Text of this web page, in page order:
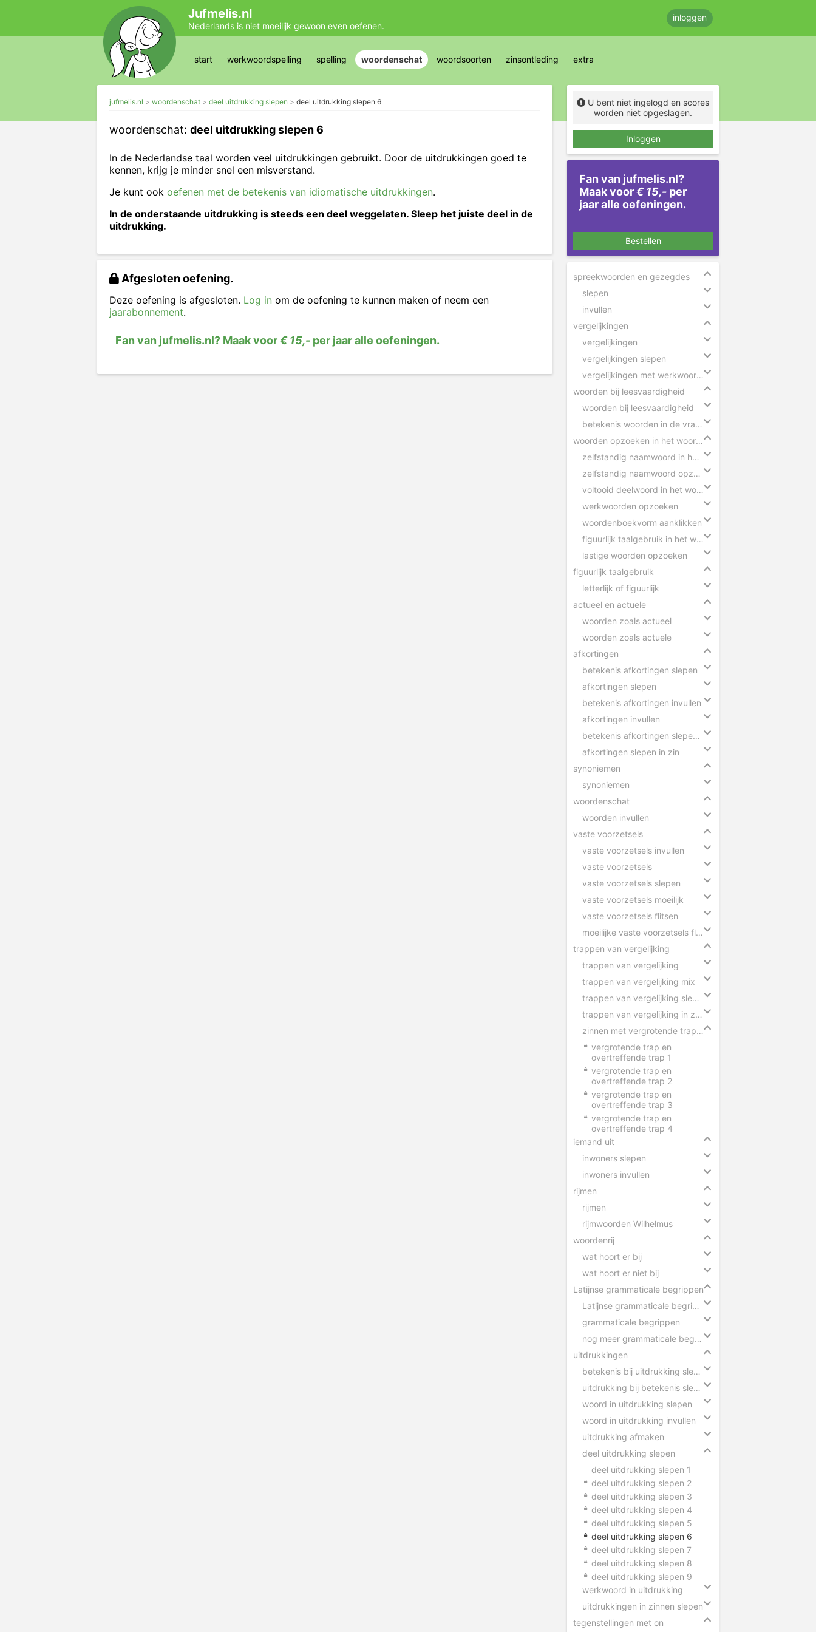
Jufmelis.nl
Nederlands is niet moeilijk gewoon even oefenen.
inloggen
start werkwoordspelling spelling woordenschat woordsoorten zinsontleding extra
jufmelis.nl woordenschat deel uitdrukking slepen deel uitdrukking slepen 6
woordenschat: deel uitdrukking slepen 6
In de Nederlandse taal worden veel uitdrukkingen gebruikt. Door de uitdrukkingen goed te
kennen, krijg je minder snel een misverstand.
Je kunt ook oefenen met de betekenis van idiomatische uitdrukkingen.
In de onderstaande uitdrukking is steeds een deel weggelaten. Sleep het juiste deel in de
uitdrukking.
Afgesloten oefening.
Deze oefening is afgesloten. Log in om de oefening te kunnen maken of neem een
jaarabonnement.
Fan van jufmelis.nl? Maak voor€ 15,- per jaar alle oefeningen.
U bent niet ingelogd en scores
worden niet opgeslagen.
Inloggen
Fan van jufmelis.nl?
Maak voor€ 15,- per
jaar alle oefeningen.
Bestellen
spreekwoorden en gezegdes
slepen
invullen
vergelijkingen
vergelijkingen
vergelijkingen slepen
vergelijkingen met werkwoorden
woorden bij leesvaardigheid
woorden bij leesvaardigheid
betekenis woorden in de vragen
woorden opzoeken in het woordenboek
zelfstandig naamwoord in het woordenboek
zelfstandig naamwoord opzoeken
voltooid deelwoord in het woordenboek
werkwoorden opzoeken
woordenboekvorm aanklikken
figuurlijk taalgebruik in het woordenboek
lastige woorden opzoeken
figuurlijk taalgebruik
letterlijk of figuurlijk
actueel en actuele
woorden zoals actueel
woorden zoals actuele
afkortingen
betekenis afkortingen slepen
afkortingen slepen
betekenis afkortingen invullen
afkortingen invullen
betekenis afkortingen slepen in zin
afkortingen slepen in zin
synoniemen
synoniemen
woordenschat
woorden invullen
vaste voorzetsels
vaste voorzetsels invullen
vaste voorzetsels
vaste voorzetsels slepen
vaste voorzetsels moeilijk
vaste voorzetsels flitsen
moeilijke vaste voorzetsels flitsen
trappen van vergelijking
trappen van vergelijking
trappen van vergelijking mix
trappen van vergelijking slepen
trappen van vergelijking in zinnen
zinnen met vergrotende trap en overtreffende trap
vergrotende trap en
overtreffende trap 1
vergrotende trap en
overtreffende trap 2
vergrotende trap en
overtreffende trap 3
vergrotende trap en
overtreffende trap 4
iemand uit
inwoners slepen
inwoners invullen
rijmen
rijmen
rijmwoorden Wilhelmus
woordenrij
wat hoort er bij
wat hoort er niet bij
Latijnse grammaticale begrippen
Latijnse grammaticale begrippen slepen
grammaticale begrippen
nog meer grammaticale begrippen
uitdrukkingen
betekenis bij uitdrukking slepen
uitdrukking bij betekenis slepen
woord in uitdrukking slepen
woord in uitdrukking invullen
uitdrukking afmaken
deel uitdrukking slepen
deel uitdrukking slepen 1
deel uitdrukking slepen 2
deel uitdrukking slepen 3
deel uitdrukking slepen 4
deel uitdrukking slepen 5
deel uitdrukking slepen 6
deel uitdrukking slepen 7
deel uitdrukking slepen 8
deel uitdrukking slepen 9
werkwoord in uitdrukking
uitdrukkingen in zinnen slepen
tegenstellingen met on